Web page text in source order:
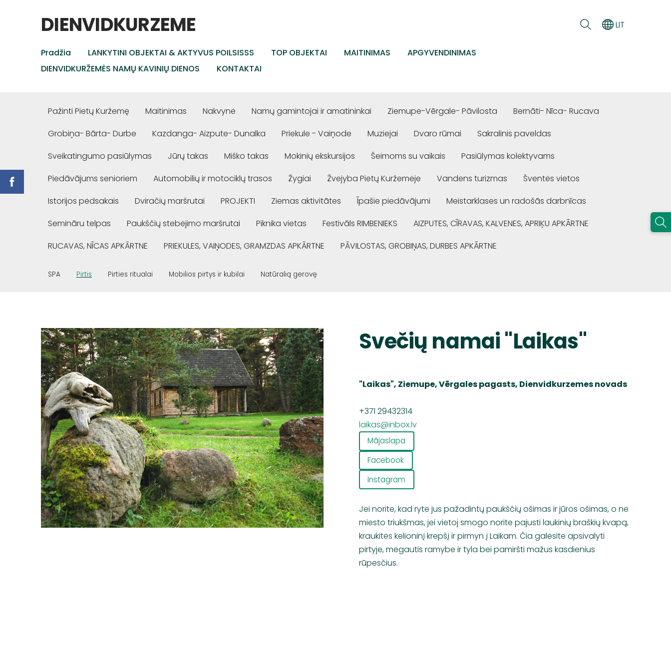
DIENVIDKURZEME
Pradžia LANKYTINI OBJEKTAI & AKTYVUS POILSISSS TOP OBJEKTAI MAITINIMAS
APGYVENDINIMAS
DIENVIDKURŽEMĖS NAMŲ KAVINIŲ DIENOS
KONTAKTAI
LIT
Pažinti Pietų Kuržemę Maitinimas Nakvynė Namų gamintojai ir amatininkai Ziemupe-Vērgale- Pāvilosta
Bernāti- Nīca- Rucava
Grobiņa- Bārta- Durbe
Kazdanga- Aizpute- Dunalka Priekule - Vaiņode Muziejai Dvaro rūmai
Sakralinis paveldas
Sveikatingumo pasiūlymas
Jūrų takas Miško takas Mokinių ekskursijos Šeimoms su vaikais
Pasiūlymas kolektyvams
Piedāvājums senioriem
Automobilių ir motociklų trasos Žygiai Žvejyba Pietų Kuržemėje Vandens turizmas
Šventės vietos
Istorijos pėdsakais
Dviračių maršrutai PROJEKTI Ziemas aktivitātes Īpašie piedāvājumi
Meistarklases un radošās darbnīcas
Semināru telpas
Paukščių stebėjimo maršrutai Piknika vietas Festivāls RIMBENIEKS
AIZPUTES, CĪRAVAS, KALVENES, APRIĶU APKĀRTNE
RUCAVAS, NĪCAS APKĀRTNE
PRIEKULES, VAIŅODES, GRAMZDAS APKĀRTNE PĀVILOSTAS, GROBIŅAS, DURBES APKĀRTNE
SPA Pirtis Pirties ritualai Mobilios pirtys ir kubilai Natūralią gerovę
Svečių namai "Laikas"
"Laikas", Ziemupe, Vērgales pagasts, Dienvidkurzemes novads
+371 29432314
laikas@inbox.lv
Mājaslapa
Facebook
Instagram
Jei norite, kad ryte jus pažadintų paukščių ošimas ir jūros ošimas, o ne
miesto triukšmas, jei vietoj smogo norite pajusti laukinių braškių kvapą,
kraukitės kelioninį krepšį ir pirmyn į Laikam. Čia galėsite apsivalyti
pirtyje, mėgautis ramybe ir tyla bei pamiršti mažus kasdienius
rūpesčius.